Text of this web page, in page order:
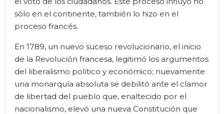
sólo en el continente, también lo hizo en el
proceso francés.
En 1789, un nuevo suceso revolucionario, el inicio
de la Revolución francesa, legitimó los argumentos
del liberalismo político y económico; nuevamente
una monarquía absoluta se debilitó ante el clamor
de libertad del pueblo que, enaltecido por el
nacionalismo, elevó una nueva Constitución que